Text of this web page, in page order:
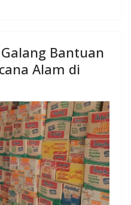
Bantuan
Alam di